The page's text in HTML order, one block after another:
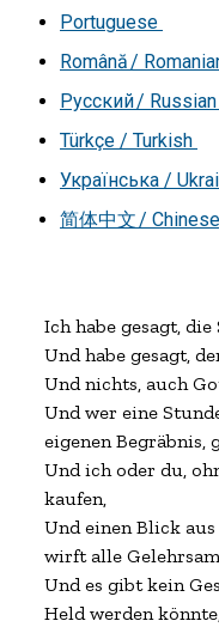
Portuguese
Română /
Русский / Russian
Türkçe / Turkish
Українська /
简体中文 /
Ich habe gesagt,
Und habe gesagt,
Und nichts, auch
Und wer eine
eigenen Begräbnis,
Und ich oder du,
kaufen,
Und einen Blick
wirft alle
Und es gibt kein
Held werden